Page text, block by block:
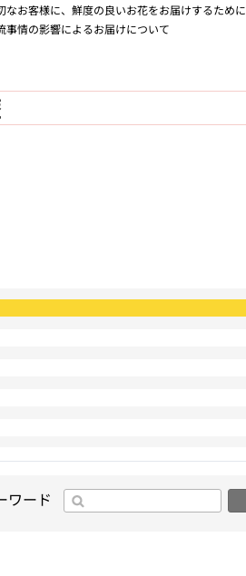
なお客様に、鮮度の良いお花をお届けするために
事情の影響によるお届けについて
ワード